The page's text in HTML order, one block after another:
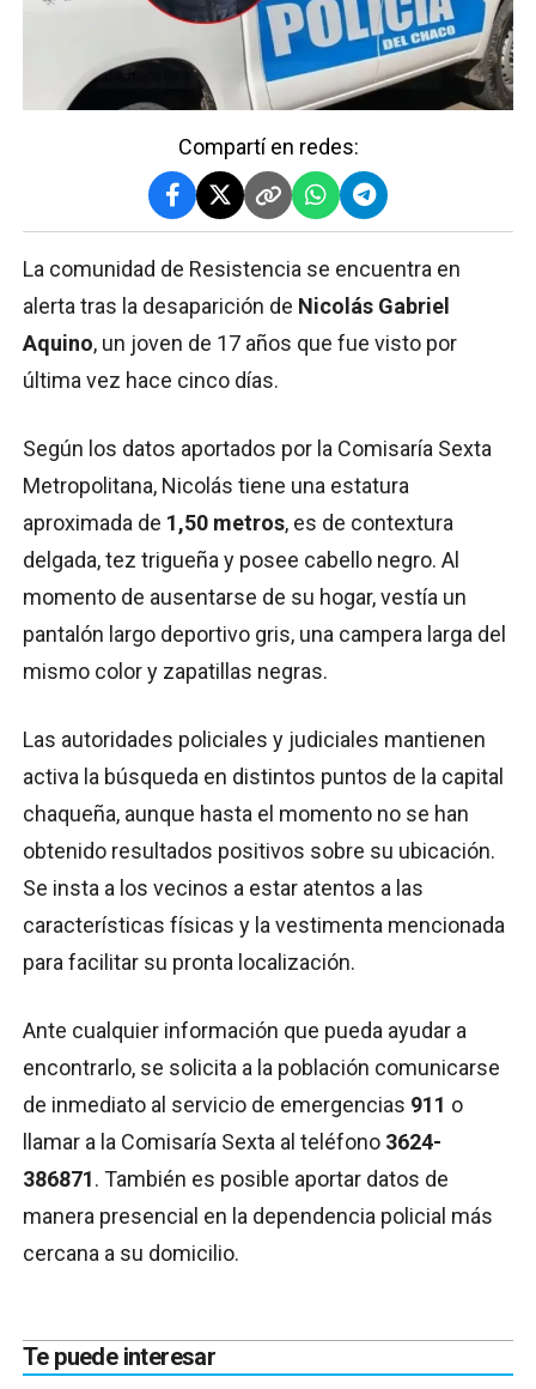
Compartí en redes:
La comunidad de Resistencia se encuentra en
alerta tras la desaparición de Nicolás Gabriel
Aquino, un joven de 17 años que fue visto por
última vez hace cinco días.
Según los datos aportados por la Comisaría Sexta
Metropolitana, Nicolás tiene una estatura
aproximada de 1,50 metros, es de contextura
delgada, tez trigueña y posee cabello negro. Al
momento de ausentarse de su hogar, vestía un
pantalón largo deportivo gris, una campera larga del
mismo color y zapatillas negras.
Las autoridades policiales y judiciales mantienen
activa la búsqueda en distintos puntos de la capital
chaqueña, aunque hasta el momento no se han
obtenido resultados positivos sobre su ubicación.
Se insta a los vecinos a estar atentos a las
características físicas y la vestimenta mencionada
para facilitar su pronta localización.
Ante cualquier información que pueda ayudar a
encontrarlo, se solicita a la población comunicarse
de inmediato al servicio de emergencias 911 o
llamar a la Comisaría Sexta al teléfono 3624-
386871. También es posible aportar datos de
manera presencial en la dependencia policial más
cercana a su domicilio.
Te puede interesar